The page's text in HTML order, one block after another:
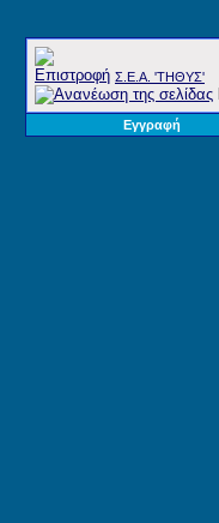
Σ.E.A. 'ΤΗΘΥΣ'
Εγγραφή